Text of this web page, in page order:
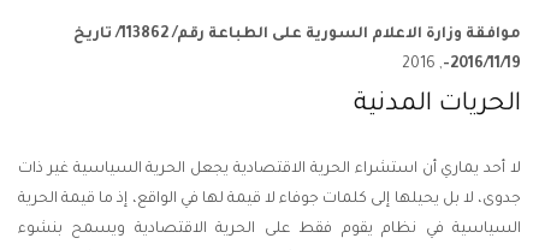
موافقة وزارة الاعلام السورية على الطباعة رقم/ 113862/ تاريخ
2016/11/19-
, 2016
الحريات المدنية
لا أحد يماري أن استشراء الحرية الاقتصادية يجعل الحرية السياسية غير ذات
جدوى، لا بل يحيلها إلى كلمات جوفاء لا قيمة لها في الواقع، إذ ما قيمة الحرية
السياسية في نظام يقوم فقط على الحرية الاقتصادية ويسمح بنشوء